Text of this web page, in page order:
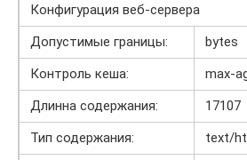
Конфигурация веб-сервера
Допустимые границы:
bytes
Контроль кеша:
max-
Длинна содержания:
17107
Тип содержания:
text/